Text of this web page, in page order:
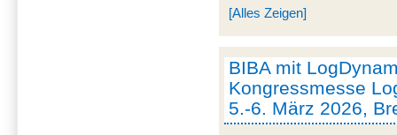
[Alles Zeigen]
BIBA mit
Kongressmesse
5.-6. März 2026,